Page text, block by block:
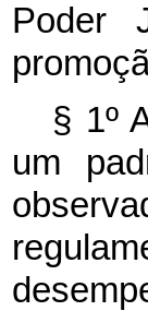
Poder
§ 1º
um